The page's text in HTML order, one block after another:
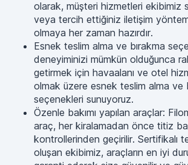
olarak, müşteri hizmetleri ekibimiz
veya tercih ettiğiniz iletişim
olmaya her zaman hazırdır.
Esnek teslim alma ve bırakma
deneyiminizi mümkün olduğunca
getirmek için havaalanı ve otel
olmak üzere esnek teslim alma ve
seçenekleri sunuyoruz.
Özenle bakımı yapılan araçlar:
araç, her kiralamadan önce titiz
kontrollerinden geçirilir. Sertifikalı
oluşan ekibimiz, araçların en iyi